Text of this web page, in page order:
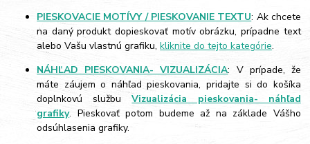
PIESKOVACIE MOTÍVY / PIESKOVANIE TEXTU: Ak chcete
na daný produkt dopieskovať motív obrázku, prípadne text
alebo Vašu vlastnú grafiku,kliknite do tejto kategórie.
NÁHĽAD PIESKOVANIA- VIZUALIZÁCIA: V prípade, že
máte záujem o náhľad pieskovania, pridajte si do košíka
doplnkovú službuVizualizácia pieskovania- náhľad
grafiky. Pieskovať potom budeme až na základe Vášho
odsúhlasenia grafiky.